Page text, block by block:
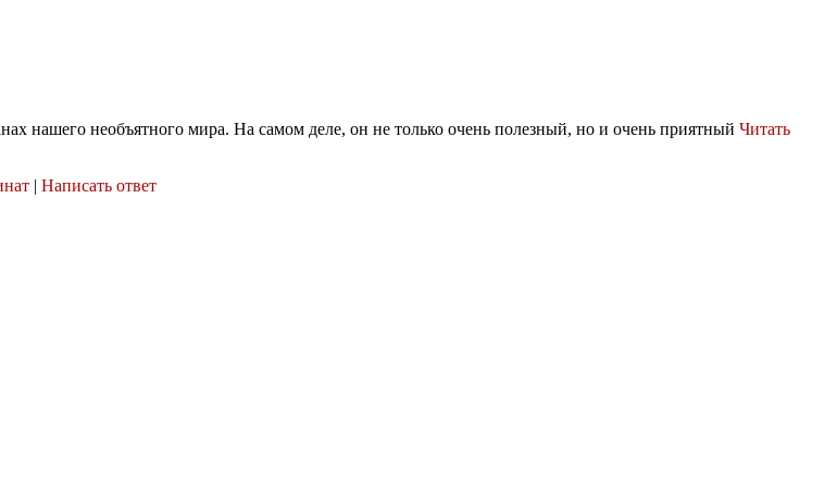
нашего необъятного мира. На самом деле, он не только очень полезный, но и очень приятный Читать
| Написать ответ